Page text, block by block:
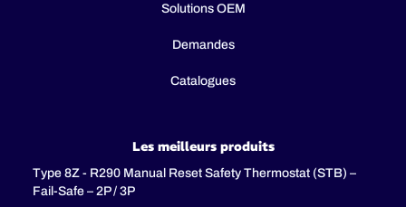
Solutions OEM
Demandes
Catalogues
Les meilleurs produits
Type 8Z - R290 Manual Reset Safety Thermostat (STB) –
Fail-Safe – 2P / 3P